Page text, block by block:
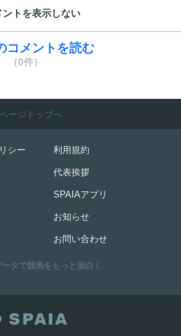
ントを表示しない
コメントを読む
（0件）
ページトップへ
シー 利用規約
代表挨拶
SPAIAアプリ
お知らせ
お問い合わせ
タで競馬をもっと面白く